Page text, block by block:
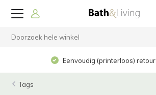
Eenvoudig (printerloos)
Tags